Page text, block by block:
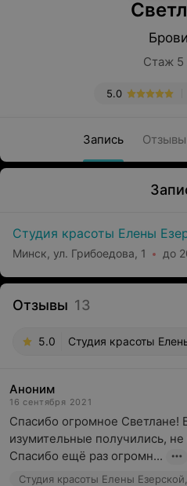
Стаж 5
5.0
Запись Отзывы
Студия красоты Елены
Минск, ул. Грибоедова, 1 до
Отзывы 13
5.0 Студия красоты
Аноним
16 сентября 2021
Спасибо огромное Светлане!
изумительные получились, не
Спасибо ещё раз огромн...
Студия красоты Елены